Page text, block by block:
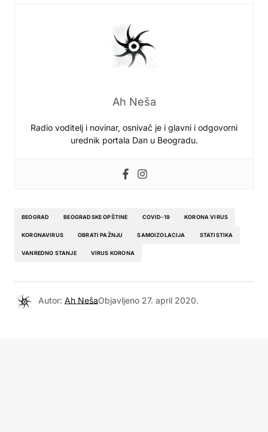
Ah Neša
Radio voditelj i novinar, osnivač je i glavni i odgovorni
urednik portala Dan u Beogradu.
BEOGRAD BEOGRADSKE OPŠTINE COVID-19 KORONA VIRUS
KORONAVIRUS OBRATI PAŽNJU SAMOIZOLACIJA STATISTIKA
VANREDNO STANJE VIRUS KORONA
Autor: Ah NešaObjavljeno 27. april 2020.